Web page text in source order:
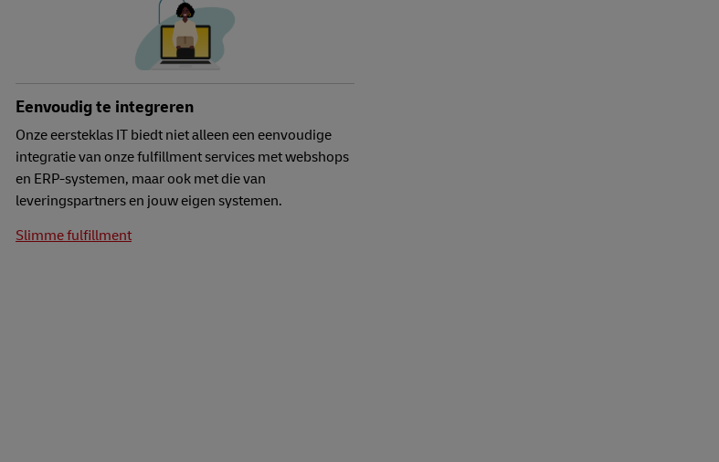
Eenvoudig te integreren
Onze eersteklas IT biedt niet alleen een eenvoudige
integratie van onze fulfillment services met webshops
en ERP-systemen, maar ook met die van
leveringspartners en jouw eigen systemen.
Slimme fulfillment